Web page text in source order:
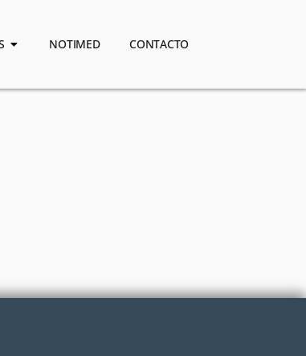
NOTIMED CONTACTO